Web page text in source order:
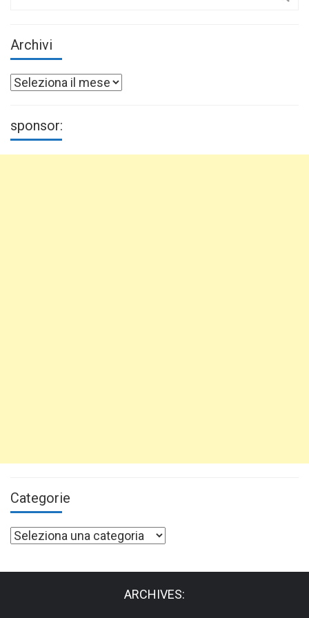
Archivi
Archivi
sponsor:
Categorie
Categorie
ARCHIVES: